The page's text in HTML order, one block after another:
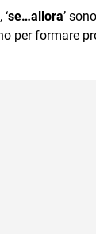
‘se…allora’
per formare